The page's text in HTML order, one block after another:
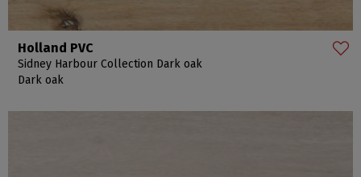
Holland PVC
Sidney Harbour Collection Dark oak
Dark oak